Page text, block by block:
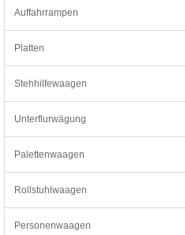
Auffahrrampen
Platten
Stehhilfewaagen
Unterflurwägung
Palettenwaagen
Rollstuhlwaagen
Personenwaagen